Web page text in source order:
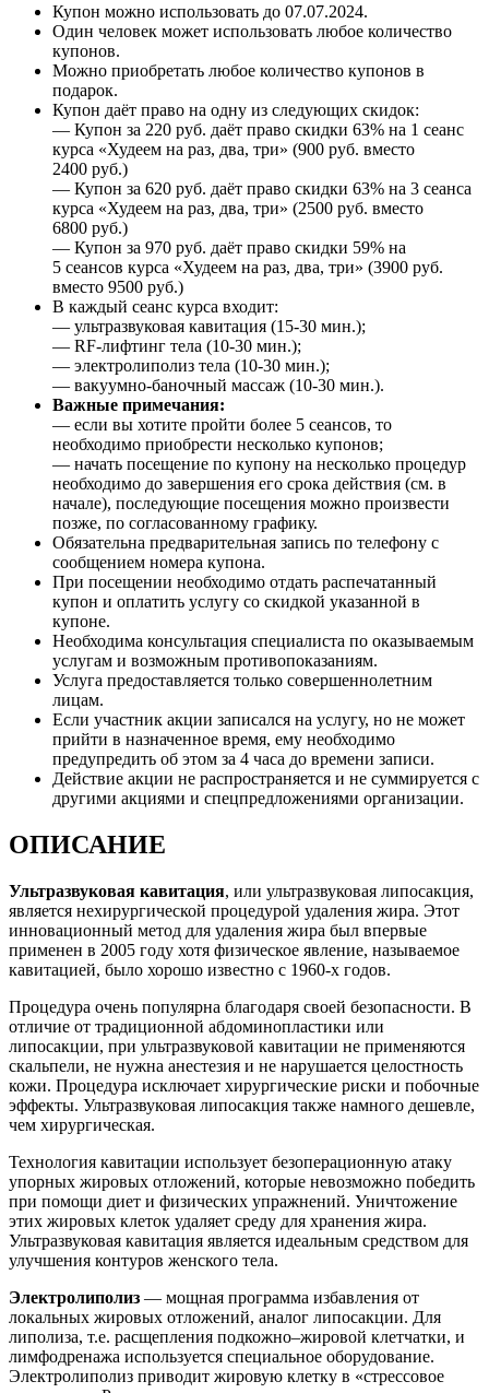
Купон можно использовать до 07.07.2024.
Один человек может использовать любое количество
купонов.
Можно приобретать любое количество купонов в
подарок.
Купон даёт право на одну из следующих скидок:
— Купон за 220 руб. даёт право скидки 63% на 1 сеанс
курса «Худеем на раз, два, три» (900 руб. вместо
2400 руб.)
— Купон за 620 руб. даёт право скидки 63% на 3 сеанса
курса «Худеем на раз, два, три» (2500 руб. вместо
6800 руб.)
— Купон за 970 руб. даёт право скидки 59% на
5 сеансов курса «Худеем на раз, два, три» (3900 руб.
вместо 9500 руб.)
В каждый сеанс курса входит:
— ультразвуковая кавитация (15-30 мин.);
— RF-лифтинг тела (10-30 мин.);
— электролиполиз тела (10-30 мин.);
— вакуумно-баночный массаж (10-30 мин.).
Важные примечания:
— если вы хотите пройти более 5 сеансов, то
необходимо приобрести несколько купонов;
— начать посещение по купону на несколько процедур
необходимо до завершения его срока действия (см. в
начале), последующие посещения можно произвести
позже, по согласованному графику.
Обязательна предварительная запись по телефону с
сообщением номера купона.
При посещении необходимо отдать распечатанный
купон и оплатить услугу со скидкой указанной в
купоне.
Необходима консультация специалиста по оказываемым
услугам и возможным противопоказаниям.
Услуга предоставляется только совершеннолетним
лицам.
Если участник акции записался на услугу, но не может
прийти в назначенное время, ему необходимо
предупредить об этом за 4 часа до времени записи.
Действие акции не распространяется и не суммируется с
другими акциями и спецпредложениями организации.
ОПИСАНИЕ
Ультразвуковая кавитация, или ультразвуковая липосакция,
является нехирургической процедурой удаления жира. Этот
инновационный метод для удаления жира был впервые
применен в 2005 году хотя физическое явление, называемое
кавитацией, было хорошо известно с 1960-х годов.
Процедура очень популярна благодаря своей безопасности. В
отличие от традиционной абдоминопластики или
липосакции, при ультразвуковой кавитации не применяются
скальпели, не нужна анестезия и не нарушается целостность
кожи. Процедура исключает хирургические риски и побочные
эффекты. Ультразвуковая липосакция также намного дешевле,
чем хирургическая.
Технология кавитации использует безоперационную атаку
упорных жировых отложений, которые невозможно победить
при помощи диет и физических упражнений. Уничтожение
этих жировых клеток удаляет среду для хранения жира.
Ультразвуковая кавитация является идеальным средством для
улучшения контуров женского тела.
Электролиполиз — мощная программа избавления от
локальных жировых отложений, аналог липосакции. Для
липолиза, т.е. расщепления подкожно–жировой клетчатки, и
лимфодренажа используется специальное оборудование.
Электролиполиз приводит жировую клетку в «стрессовое